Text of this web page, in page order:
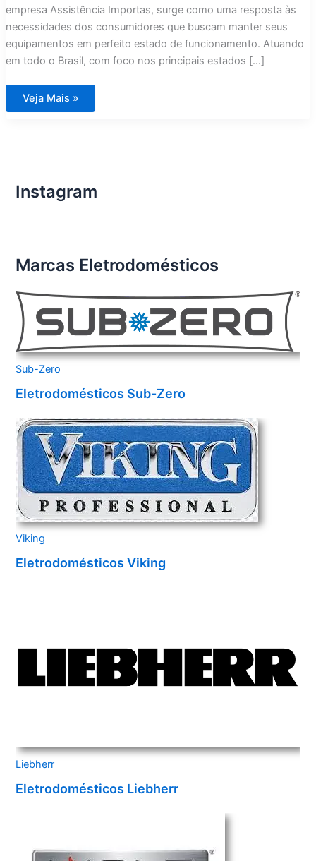
empresa Assistência Importas, surge como uma resposta às
necessidades dos consumidores que buscam manter seus
equipamentos em perfeito estado de funcionamento. Atuando
em todo o Brasil, com foco nos principais estados […]
Assistência
Técnica
Veja Mais »
Instagram
Marcas Eletrodomésticos
Sub-Zero
Eletrodomésticos Sub-Zero
Viking
Eletrodomésticos Viking
Liebherr
Eletrodomésticos Liebherr